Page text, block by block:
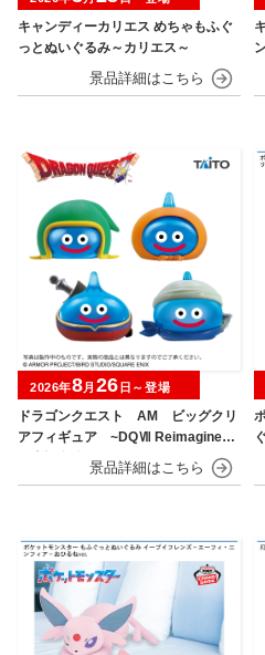
キャンディーカリエス めちゃもふぐ
っとぬいぐるみ～カリエス～
ドラゴンクエスト AM ビッグクリ
アフィギュア ~DQⅦ Reimagined
発売記念編~
2026年8月 26 日～登場